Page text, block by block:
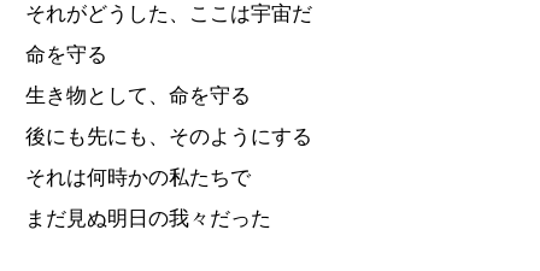
それがどうした、ここは宇宙だ
命を守る
生き物として、命を守る
後にも先にも、そのようにする
それは何時かの私たちで
まだ見ぬ明日の我々だった